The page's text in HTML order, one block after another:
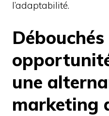
l’adaptabilité.
une
marketing